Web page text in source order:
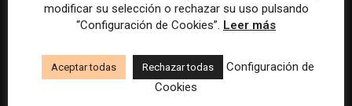
modificar su selección o rechazar su uso pulsando
“Configuración de Cookies”. Leer más
Aceptar todas Rechazar todas
Configuración de
Cookies